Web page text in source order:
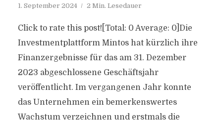
1. September 2024 2 Min. Lesedauer
Click to rate this post![Total: 0 Average: 0]Die
Investmentplattform Mintos hat kürzlich ihre
Finanzergebnisse für das am 31. Dezember
2023 abgeschlossene Geschäftsjahr
veröffentlicht. Im vergangenen Jahr konnte
das Unternehmen ein bemerkenswertes
Wachstum verzeichnen und erstmals die